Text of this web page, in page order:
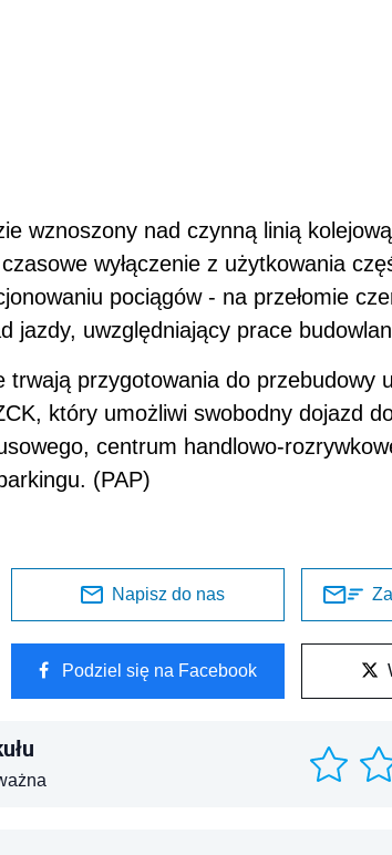
wznoszony nad czynną linią
wyłączenie z użytkowania
pociągów - na przełomie
jazdy, uwzględniający prace
trwają przygotowania do przebudowy
który umożliwi swobodny dojazd
centrum handlowo-
(PAP)
Napisz do nas
Podziel się na Facebook